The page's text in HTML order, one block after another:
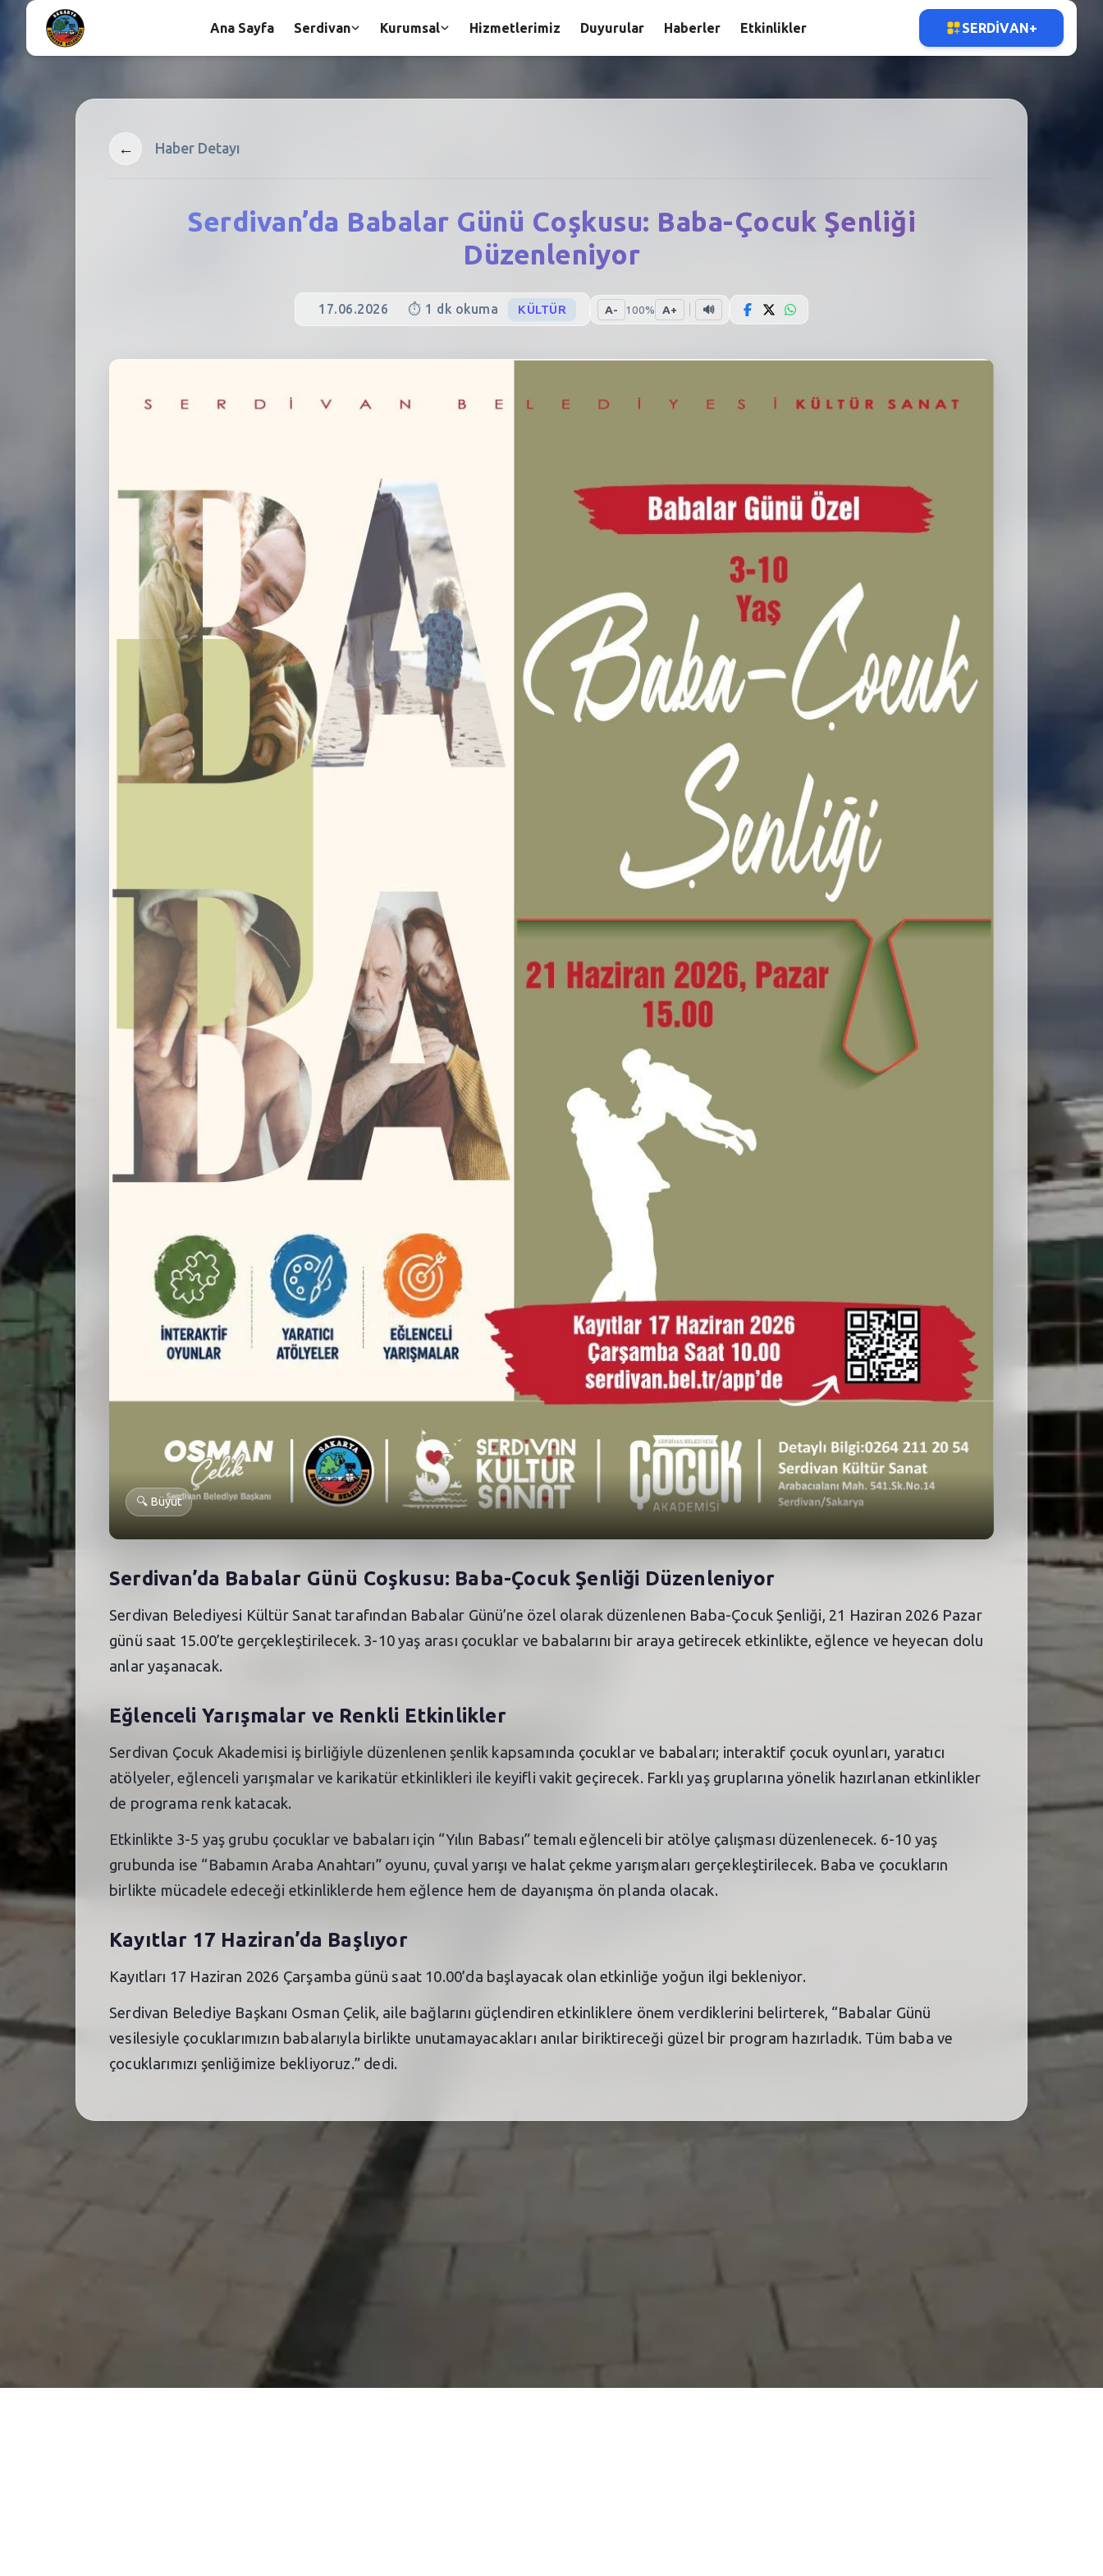
← Haber Detayı
Serdivan’da Babalar Günü Coşkusu: Baba-Çocuk Şenliği
Düzenleniyor
17.06.2026 ⏱️ 1 dk okuma KÜLTÜR A- 100% A+ 🔊
🔍 Büyüt
Serdivan’da Babalar Günü Coşkusu: Baba-Çocuk Şenliği Düzenleniyor
Serdivan Belediyesi Kültür Sanat tarafından Babalar Günü’ne özel olarak düzenlenen Baba-Çocuk Şenliği, 21 Haziran 2026 Pazar
günü saat 15.00’te gerçekleştirilecek. 3-10 yaş arası çocuklar ve babalarını bir araya getirecek etkinlikte, eğlence ve heyecan dolu
anlar yaşanacak.
Eğlenceli Yarışmalar ve Renkli Etkinlikler
Serdivan Çocuk Akademisi iş birliğiyle düzenlenen şenlik kapsamında çocuklar ve babaları; interaktif çocuk oyunları, yaratıcı
atölyeler, eğlenceli yarışmalar ve karikatür etkinlikleri ile keyifli vakit geçirecek. Farklı yaş gruplarına yönelik hazırlanan etkinlikler
de programa renk katacak.
Etkinlikte 3-5 yaş grubu çocuklar ve babaları için “Yılın Babası” temalı eğlenceli bir atölye çalışması düzenlenecek. 6-10 yaş
grubunda ise “Babamın Araba Anahtarı” oyunu, çuval yarışı ve halat çekme yarışmaları gerçekleştirilecek. Baba ve çocukların
birlikte mücadele edeceği etkinliklerde hem eğlence hem de dayanışma ön planda olacak.
Kayıtlar 17 Haziran’da Başlıyor
Kayıtları 17 Haziran 2026 Çarşamba günü saat 10.00’da başlayacak olan etkinliğe yoğun ilgi bekleniyor.
Serdivan Belediye Başkanı Osman Çelik, aile bağlarını güçlendiren etkinliklere önem verdiklerini belirterek, “Babalar Günü
vesilesiyle çocuklarımızın babalarıyla birlikte unutamayacakları anılar biriktireceği güzel bir program hazırladık. Tüm baba ve
çocuklarımızı şenliğimize bekliyoruz.” dedi.
Ana Sayfa Serdivan Kurumsal Hizmetlerimiz Duyurular Haberler Etkinlikler SERDIVAN+